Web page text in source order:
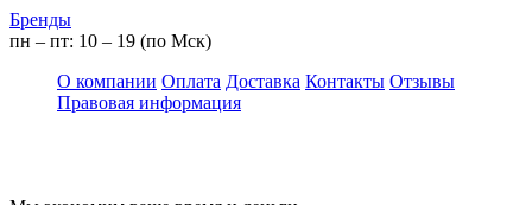
Бренды
пн – пт: 10 – 19 (по Мск)
О компании Оплата Доставка Контакты Отзывы
Правовая информация